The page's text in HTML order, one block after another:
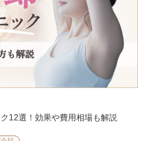
12選！効果や費用相場も解説